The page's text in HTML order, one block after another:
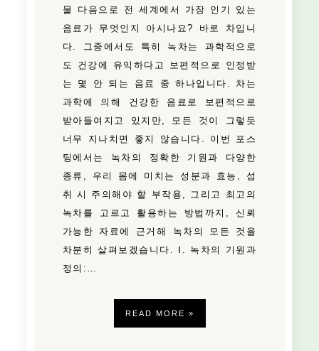
물 다음으로 전 세계에서 가장 인기 있는
음료가 무엇인지 아시나요? 바로 차입니
다. 그중에서도 특히 녹차는 과학적으로
도 건강에 유익하다고 보편적으로 인정받
는 몇 안 되는 음료 중 하나입니다. 차는
과학에 의해 건강한 음료로 보편적으로
받아들여지고 있지만, 모든 것이 그렇듯
너무 지나치면 좋지 않습니다. 이번 포스
팅에서는 녹차의 정확한 기원과 다양한
종류, 우리 몸에 미치는 성분과 효능, 섭
취 시 주의해야 할 부작용, 그리고 최고의
녹차를 고르고 활용하는 방법까지, 신뢰
가능한 자료에 근거해 녹차의 모든 것을
차분히 살펴보겠습니다. Ⅰ. 녹차의 기원과
정의:…
READ MORE »